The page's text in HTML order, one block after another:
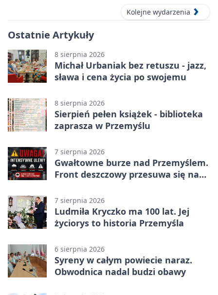
Kolejne wydarzenia
Ostatnie Artykuły
8 sierpnia 2026
Michał Urbaniak bez retuszu - jazz,
sława i cena życia po swojemu
8 sierpnia 2026
Sierpień pełen książek - biblioteka
zaprasza w Przemyślu
7 sierpnia 2026
Gwałtowne burze nad Przemyślem.
Front deszczowy przesuwa się na
7 sierpnia 2026
Ludmiła Kryczko ma 100 lat. Jej
życiorys to historia Przemyśla
6 sierpnia 2026
Syreny w całym powiecie naraz.
Obwodnica nadal budzi obawy